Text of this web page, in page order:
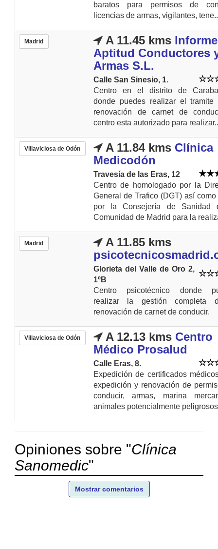
baratos para permisos de
licencias de armas, vigilantes,
Madrid A 11.45 kms
Aptitud Conductores
Armas S.L.
Calle San Sinesio, 1.
Centro en el distrito de
donde puedes realizar el
renovación de carnet de
centro esta autorizado para
Villaviciosa de Odón A 11.84 kms Clínica
Medicodón
Travesía de las Eras, 12
Centro de homologado por la
General de Trafico (DGT) así como
por la Consejería de Sanidad
Comunidad de Madrid para la
Madrid
A 11.85 kms
Glorieta del Valle de Oro 2,
1ºB
Centro psicotécnico donde
realizar la gestión completa
renovación de carnet de conducir.
Villaviciosa de Odón A 12.13 kms Centro
Médico Prosalud
Calle Eras, 8.
Expedición de certificados
expedición y renovación de
conducir, armas, marina
animales potencialmente
Opiniones sobre "Clínica
Sanomedic"
Mostrar comentarios